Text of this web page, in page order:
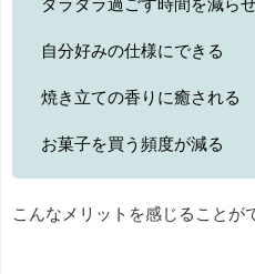
ダラダラ過ごす時間を減ら
自分好みの仕様にできる
焼き立ての香りに癒される
お菓子を買う頻度が減る
こんなメリットを感じることが